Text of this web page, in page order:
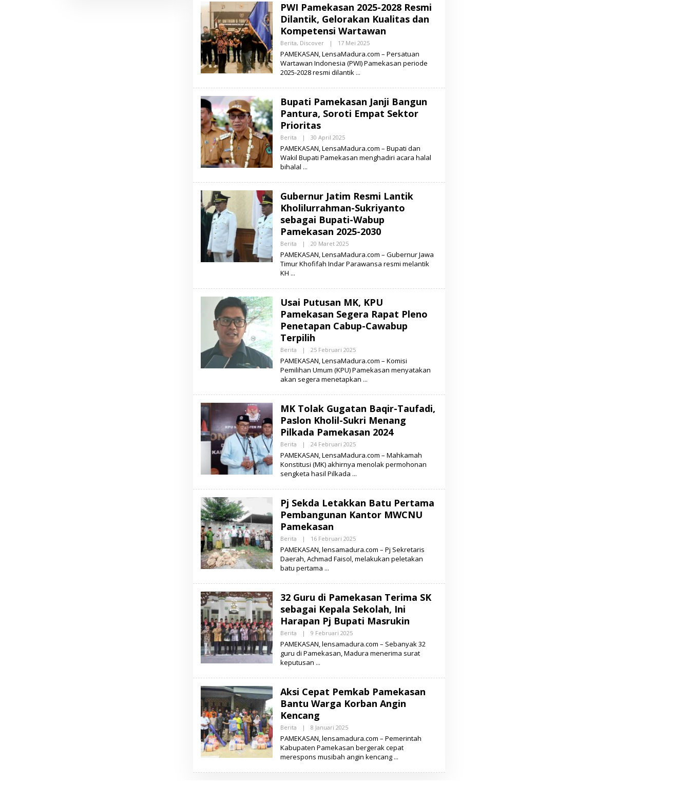
A
M
U
R
PWI Pamekasan 2025-2028 Resmi
Dilantik, Gelorakan Kualitas dan
Kompetensi Wartawan
Berita, Discover | 17 Mei 2025O
E
H
A
M
A
D
PAMEKASAN, LensaMadura.com – Persatuan
Wartawan Indonesia (PWI) Pamekasan periode
2025-2028 resmi dilantik
Bupati Pamekasan Janji Bangun
Pantura, Soroti Empat Sektor
Prioritas
Berita | 30 April 2025O
E
H
A
M
A
D
U
R
A
PAMEKASAN, LensaMadura.com – Bupati dan
Wakil Bupati Pamekasan menghadiri acara halal
bihalal
Gubernur Jatim Resmi Lantik
Kholilurrahman-Sukriyanto
sebagai Bupati-Wabup
Pamekasan 2025-2030
Berita | 20 Maret 2025O
E
H
A
M
A
D
U
PAMEKASAN, LensaMadura.com – Gubernur Jawa
Timur Khofifah Indar Parawansa resmi melantik
KH
Usai Putusan MK, KPU
Pamekasan Segera Rapat Pleno
Penetapan Cabup-Cawabup
Terpilih
Berita | 25 Februari 2025O
E
H
L
A
M
A
U
R
PAMEKASAN, LensaMadura.com – Komisi
Pemilihan Umum (KPU) Pamekasan menyatakan
akan segera menetapkan
MK Tolak Gugatan Baqir-Taufadi,
Paslon Kholil-Sukri Menang
Pilkada Pamekasan 2024
Berita | 24 Februari 2025O
E
H
A
M
A
R
PAMEKASAN, LensaMadura.com – Mahkamah
Konstitusi (MK) akhirnya menolak permohonan
sengketa hasil Pilkada
Pj Sekda Letakkan Batu Pertama
Pembangunan Kantor MWCNU
Pamekasan
Berita | 16 Februari 2025O
E
H
A
M
A
D
U
PAMEKASAN, lensamadura.com – Pj Sekretaris
Daerah, Achmad Faisol, melakukan peletakan
batu pertama
32 Guru di Pamekasan Terima SK
sebagai Kepala Sekolah, Ini
Harapan Pj Bupati Masrukin
Berita | 9 Februari 2025O
L
E
H
A
M
A
PAMEKASAN, lensamadura.com – Sebanyak 32
guru di Pamekasan, Madura menerima surat
keputusan
Aksi Cepat Pemkab Pamekasan
Bantu Warga Korban Angin
Kencang
Berita | 8 Januari 2025O
E
H
L
PAMEKASAN, lensamadura.com – Pemerintah
Kabupaten Pamekasan bergerak cepat
merespons musibah angin kencang